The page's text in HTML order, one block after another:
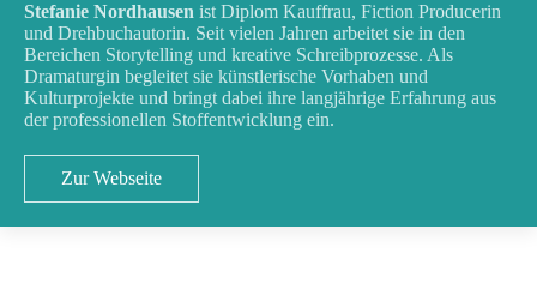
Stefanie Nordhausen ist Diplom Kauffrau, Fiction Producerin
und Drehbuchautorin. Seit vielen Jahren arbeitet sie in den
Bereichen Storytelling und kreative Schreibprozesse. Als
Dramaturgin begleitet sie künstlerische Vorhaben und
Kulturprojekte und bringt dabei ihre langjährige Erfahrung aus
der professionellen Stoffentwicklung ein.
Zur Webseite